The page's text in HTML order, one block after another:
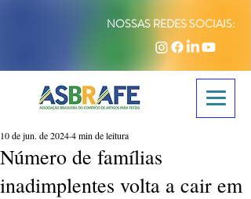
NOSSAS REDES SOCIAIS:
Número de famílias
inadimplentes volta a cair em
10 de jun. de 20244 min de leitura